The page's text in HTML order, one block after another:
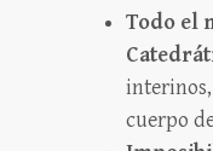
Todo el
cuerpo